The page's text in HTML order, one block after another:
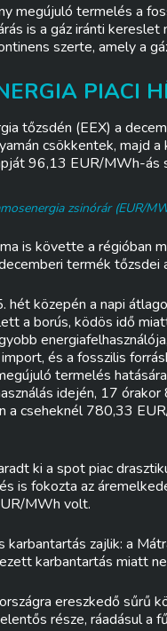
megújuló termelés a
is a gáz iránti
szerte, amely a
PIACI
tőzsdén (EEX) a
csökkentek, majd
96,13 EUR/MWh-ás
zsinórár (EUR/
is követte a régióban
termék
hét közepén a napi
a borús, ködös idő
és a fosszilis
termelés
idején, 17
a cseheknél 780,33
ki a spot piac
is fokozta az
MWh volt.
karbantartás zajlik: a
karbantartás miatt
ereszkedő sűrű
része, ráadásul a